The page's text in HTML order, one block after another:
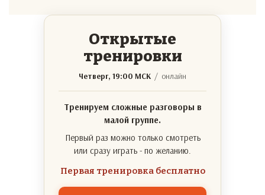
Открытые
тренировки
Четверг, 19:00 МСК / онлайн
Тренируем сложные разговоры в
малой группе.
Первый раз можно только смотреть
или сразу играть - по желанию.
Первая тренировка бесплатно